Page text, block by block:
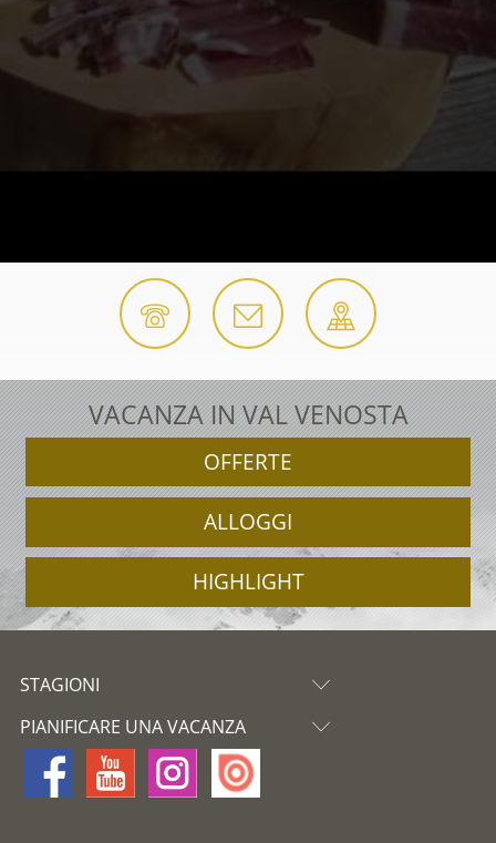
VACANZA IN VAL VENOSTA
OFFERTE
ALLOGGI
HIGHLIGHT
STAGIONI
PIANIFICARE UNA VACANZA